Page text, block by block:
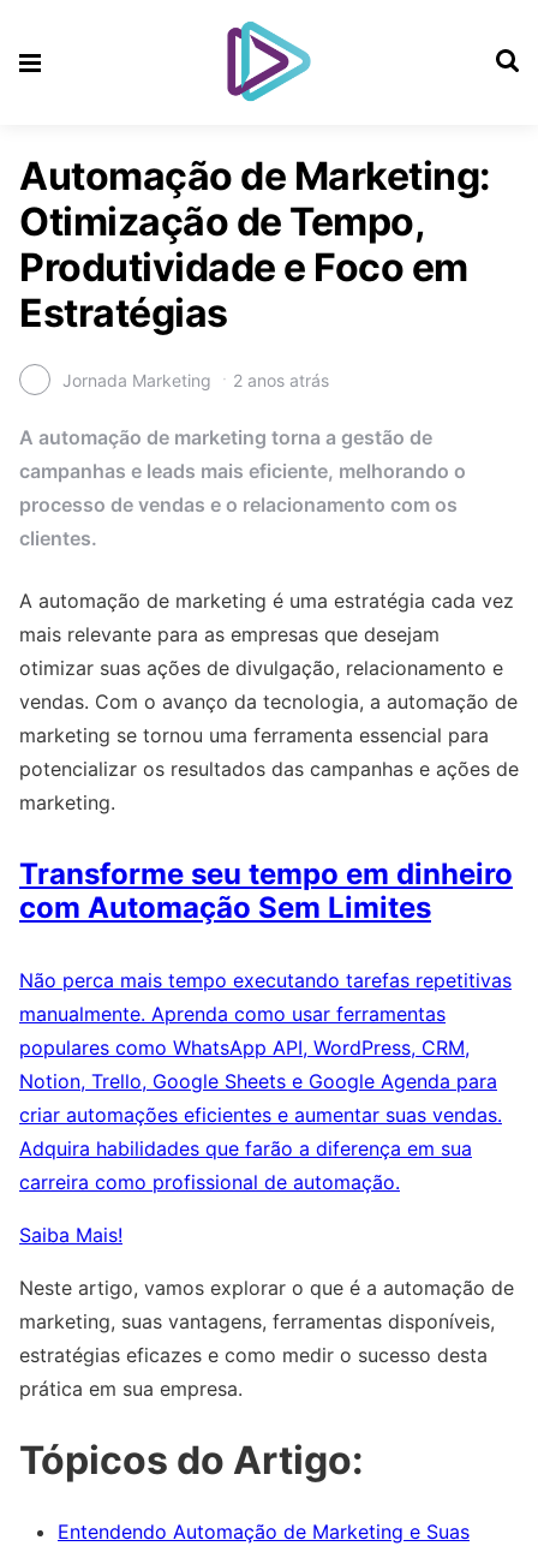
Automação de Marketing:
Otimização de Tempo,
Produtividade e Foco em
Estratégias
Jornada Marketing 2 anos atrás
A automação de marketing torna a gestão de
campanhas e leads mais eficiente, melhorando o
processo de vendas e o relacionamento com os
clientes.
A automação de marketing é uma estratégia cada vez
mais relevante para as empresas que desejam
otimizar suas ações de divulgação, relacionamento e
vendas. Com o avanço da tecnologia, a automação de
marketing se tornou uma ferramenta essencial para
potencializar os resultados das campanhas e ações de
marketing.
Transforme seu tempo em dinheiro
com Automação Sem Limites
Não perca mais tempo executando tarefas repetitivas
manualmente. Aprenda como usar ferramentas
populares como WhatsApp API, WordPress, CRM,
Notion, Trello, Google Sheets e Google Agenda para
criar automações eficientes e aumentar suas vendas.
Adquira habilidades que farão a diferença em sua
carreira como profissional de automação.
Saiba Mais!
Neste artigo, vamos explorar o que é a automação de
marketing, suas vantagens, ferramentas disponíveis,
estratégias eficazes e como medir o sucesso desta
prática em sua empresa.
Tópicos do Artigo:
Entendendo Automação de Marketing e Suas